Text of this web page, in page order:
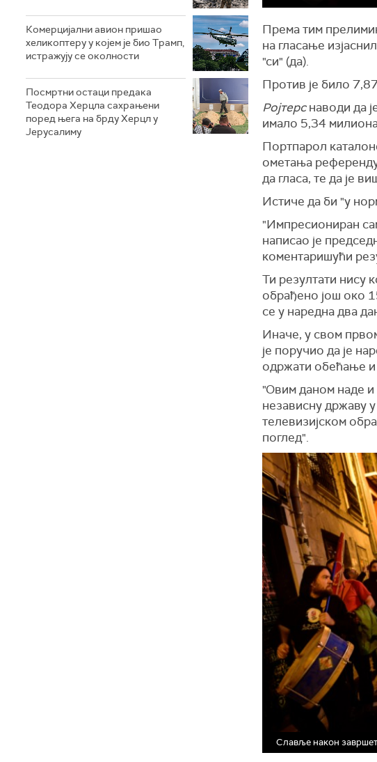
Комерцијални авион пришао
хеликоптеру у којем је био Трамп,
истражују се околности
Посмртни остаци предака
Теодора Херцла сахрањени
поред њега на брду Херцл у
Јерусалиму
Према тим
на гласање
"си" (да).
Против је било
Ројтерснаводи да
имало 5,34
Портпарол
ометања
да гласа, те да је
Истиче да би "у
"Импресиониран
написао је
коментаришући
Ти резултати нису
обрађено још око
се у наредна два
Иначе, у свом
је поручио да је
одржати обећање и
"Овим даном наде и
независну државу
телевизијском
поглед".
Славље након